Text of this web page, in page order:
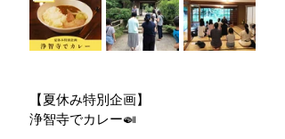
【夏休み特別企画】
浄智寺でカレー🍛